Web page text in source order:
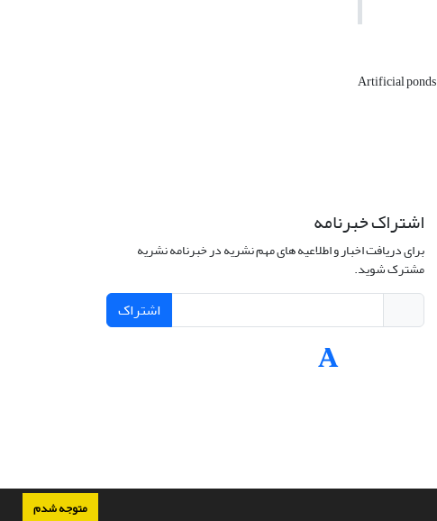
متوجه شدم
Artificial ponds
اشتراک خبرنامه
برای دریافت اخبار و اطلاعیه های مهم نشریه در خبرنامه نشریه
مشترک شوید.
اشتراک